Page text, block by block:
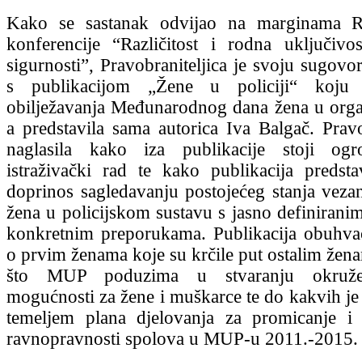
Kako se sastanak odvijao na marginama
konferencije “Različitost i rodna
sigurnosti”, Pravobraniteljica je svoju
s publikacijom „Žene u policiji“ koju
obilježavanja Međunarodnog dana žena u
a predstavila sama autorica Iva Balgač.
naglasila kako iza publikacije stoji
istraživački rad te kako publikacija
doprinos sagledavanju postojećeg stanja
žena u policijskom sustavu s jasno
konkretnim preporukama. Publikacija
o prvim ženama koje su krčile put ostalim
što MUP poduzima u stvaranju
mogućnosti za žene i muškarce te do kakvih
temeljem plana djelovanja za promicanje i
ravnopravnosti spolova u MUP-u 2011.-2015.